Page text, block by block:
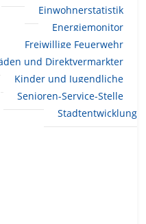
Einwohnerstatistik
Energiemonitor
Freiwillige Feuerwehr
und Direktvermarkter
Kinder und Jugendliche
Senioren-Service-Stelle
Stadtentwicklung